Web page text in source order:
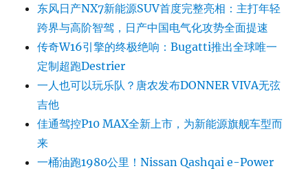
东风日产NX7新能源SUV首度完整亮相：主打年轻
跨界与高阶智驾，日产中国电气化攻势全面提速
传奇W16引擎的终极绝响：Bugatti推出全球唯一
定制超跑Destrier
一人也可以玩乐队？唐农发布DONNER VIVA无弦
吉他
佳通驾控P10 MAX全新上市，为新能源旗舰车型而
来
一桶油跑1980公里！Nissan Qashqai e-Power